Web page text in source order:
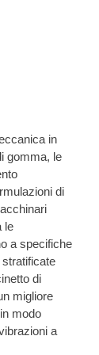
in
gomma, le
di
le
a specifiche
di
migliore
modo
a